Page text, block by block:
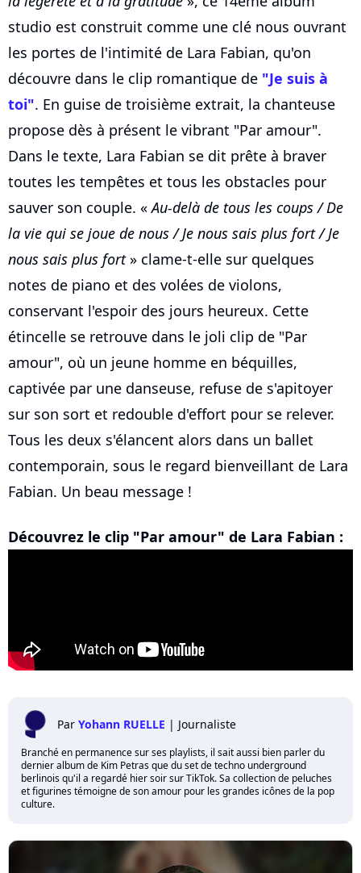
studio est construit comme une clé nous ouvrant
les portes de l'intimité de Lara Fabian, qu'on
découvre dans le clip romantique de "Je suis à
toi". En guise de troisième extrait, la chanteuse
propose dès à présent le vibrant "Par amour".
Dans le texte, Lara Fabian se dit prête à braver
toutes les tempêtes et tous les obstacles pour
sauver son couple. «Au-delà de tous les coups / De
la vie qui se joue de nous / Je nous sais plus fort / Je
nous sais plus fort» clame-t-elle sur quelques
notes de piano et des volées de violons,
conservant l'espoir des jours heureux. Cette
étincelle se retrouve dans le joli clip de "Par
amour", où un jeune homme en béquilles,
captivée par une danseuse, refuse de s'apitoyer
sur son sort et redouble d'effort pour se relever.
Tous les deux s'élancent alors dans un ballet
contemporain, sous le regard bienveillant de Lara
Fabian. Un beau message !
Découvrez le clip "Par amour" de Lara Fabian :
Par Yohann RUELLE | Journaliste
Branché en permanence sur ses playlists, il sait aussi bien parler du
dernier album de Kim Petras que du set de techno underground
berlinois qu'il a regardé hier soir sur TikTok. Sa collection de peluches
et figurines témoigne de son amour pour les grandes icônes de la pop
culture.